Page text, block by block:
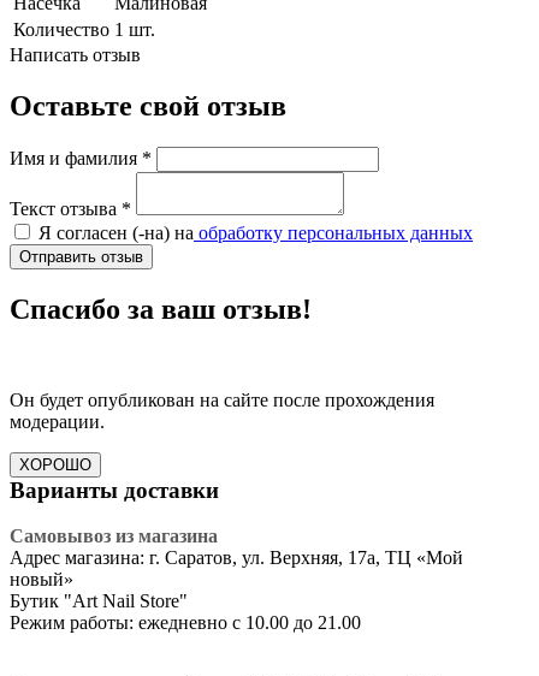
Количество 1 шт.
Написать отзыв
Оставьте свой отзыв
Имя и фамилия *
Текст отзыва *
Я согласен (-на) на обработку персональных данных
Отправить отзыв
Спасибо за ваш отзыв!
Он будет опубликован на сайте после прохождения
модерации.
ХОРОШО
Варианты доставки
Самовывоз из магазина
Адрес магазина: г. Саратов, ул. Верхняя, 17а, ТЦ «Мой
новый»
​Бутик "Art Nail Store"
Режим работы: ежедневно с 10.00 до 21.00